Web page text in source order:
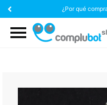
¿Por qué